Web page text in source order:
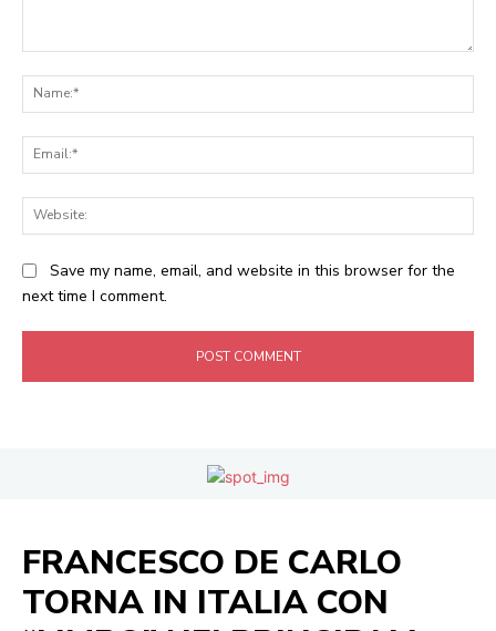
Save my name, email, and website in this browser for the
next time I comment.